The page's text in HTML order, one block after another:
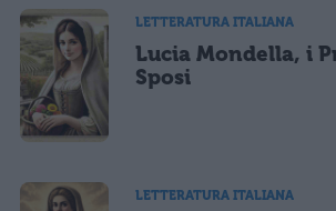
LETTERATURA ITALIANA
Lucia Mondella, i
Sposi
LETTERATURA ITALIANA